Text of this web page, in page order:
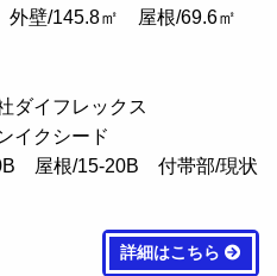
外壁/145.8㎡ 屋根/69.6㎡
ダイフレックス
イクシード
屋根/15-20B 付帯部/現状
詳細はこちら